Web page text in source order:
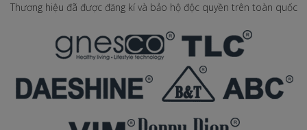
Thương hiệu đã được đăng kí và bảo hộ độc quyền trên toàn quốc